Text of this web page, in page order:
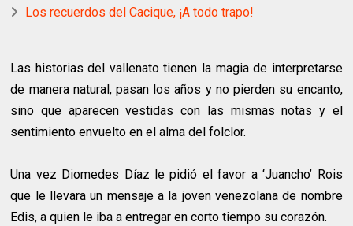
Los recuerdos del Cacique, ¡A todo trapo!
Las historias del vallenato tienen la magia de interpretarse
de manera natural, pasan los años y no pierden su encanto,
sino que aparecen vestidas con las mismas notas y el
sentimiento envuelto en el alma del folclor.
Una vez Diomedes Díaz le pidió el favor a ‘Juancho’ Rois
que le llevara un mensaje a la joven venezolana de nombre
Edis, a quien le iba a entregar en corto tiempo su corazón.